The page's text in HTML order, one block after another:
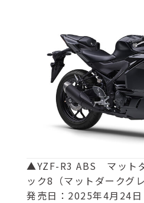
▲YZF-R3 ABS マット
ック8（マットダークグ
発売日：2025年4月24日